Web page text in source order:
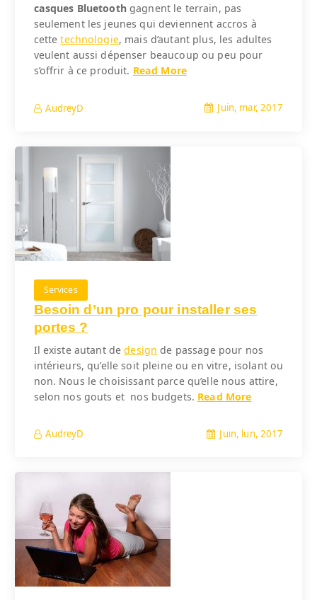
casques Bluetoothgagnent le terrain, pas
seulement les jeunes qui deviennent accros à
cettetechnologie, mais d’autant plus, les adultes
veulent aussi dépenser beaucoup ou peu pour
s’offrir à ce produit. Read More
AudreyD Juin, mar, 2017
Services
Besoin d’un pro pour installer ses
portes ?
Il existe autant dedesign de passage pour nos
intérieurs, qu’elle soit pleine ou en vitre, isolant ou
non. Nous le choisissant parce qu’elle nous attire,
selon nos gouts et nos budgets. Read More
AudreyD Juin, lun, 2017